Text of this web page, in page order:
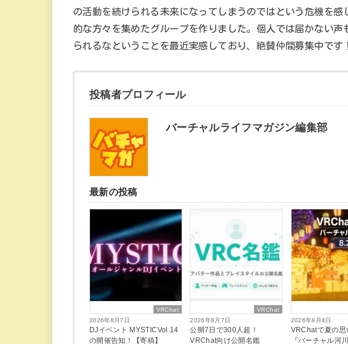
の活動を続けられる未来になってしまうのではという危機を
的な方々を集めたグループを作りました。個人では届かない
られるなということを最近実感しており、絶賛仲間募集中です
投稿者プロフィール
バーチャルライフマガジン編集部
最新の投稿
VRChat
2026年8月7日
DJイベント MYSTICVol.14
の開催告知！【寄稿】
VRChat
2026年8月7日
公開7日で300人超！
VRChat向け公開名鑑
2026年8月4日
VRChatで夏の思
『バーチャル河